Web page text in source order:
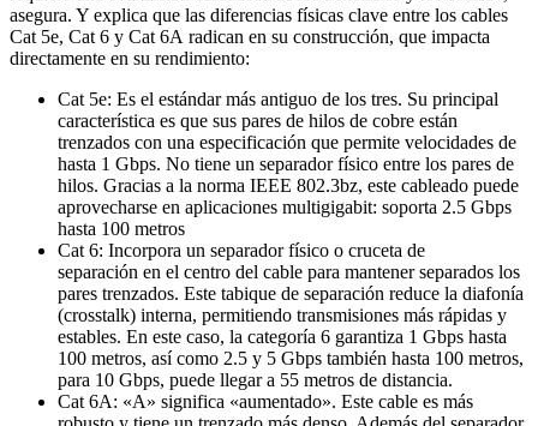
asegura. Y explica que las diferencias físicas clave entre los cables
Cat 5e, Cat 6 y Cat 6A radican en su construcción, que impacta
directamente en su rendimiento:
Cat 5e: Es el estándar más antiguo de los tres. Su principal
característica es que sus pares de hilos de cobre están
trenzados con una especificación que permite velocidades de
hasta 1 Gbps. No tiene un separador físico entre los pares de
hilos. Gracias a la norma IEEE 802.3bz, este cableado puede
aprovecharse en aplicaciones multigigabit: soporta 2.5 Gbps
hasta 100 metros
Cat 6: Incorpora un separador físico o cruceta de
separación en el centro del cable para mantener separados los
pares trenzados. Este tabique de separación reduce la diafonía
(crosstalk) interna, permitiendo transmisiones más rápidas y
estables. En este caso, la categoría 6 garantiza 1 Gbps hasta
100 metros, así como 2.5 y 5 Gbps también hasta 100 metros,
para 10 Gbps, puede llegar a 55 metros de distancia.
Cat 6A: «A» significa «aumentado». Este cable es más